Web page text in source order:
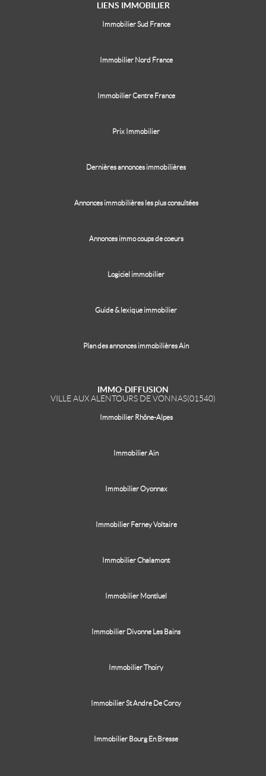
LIENS IMMOBILIER
Immobilier Sud France
Immobilier Nord France
Immobilier Centre France
Prix Immobilier
Dernières annonces immobilières
Annonces immobilières les plus consultées
Annonces immo coups de coeurs
Logiciel immobilier
Guide & lexique immobilier
Plan des annonces immobilières Ain
IMMO-DIFFUSION
VILLE AUX ALENTOURS DE VONNAS(01540)
Immobilier Rhône-Alpes
Immobilier Ain
Immobilier Oyonnax
Immobilier Ferney Voltaire
Immobilier Chalamont
Immobilier Montluel
Immobilier Divonne Les Bains
Immobilier Thoiry
Immobilier St Andre De Corcy
Immobilier Bourg En Bresse